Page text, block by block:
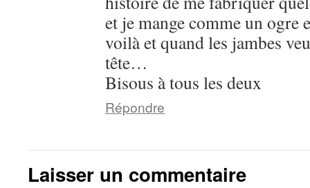
et je mange comme un ogre
voilà et quand les jambes
tête…
Bisous à tous les deux
Répondre
Laisser un commentaire